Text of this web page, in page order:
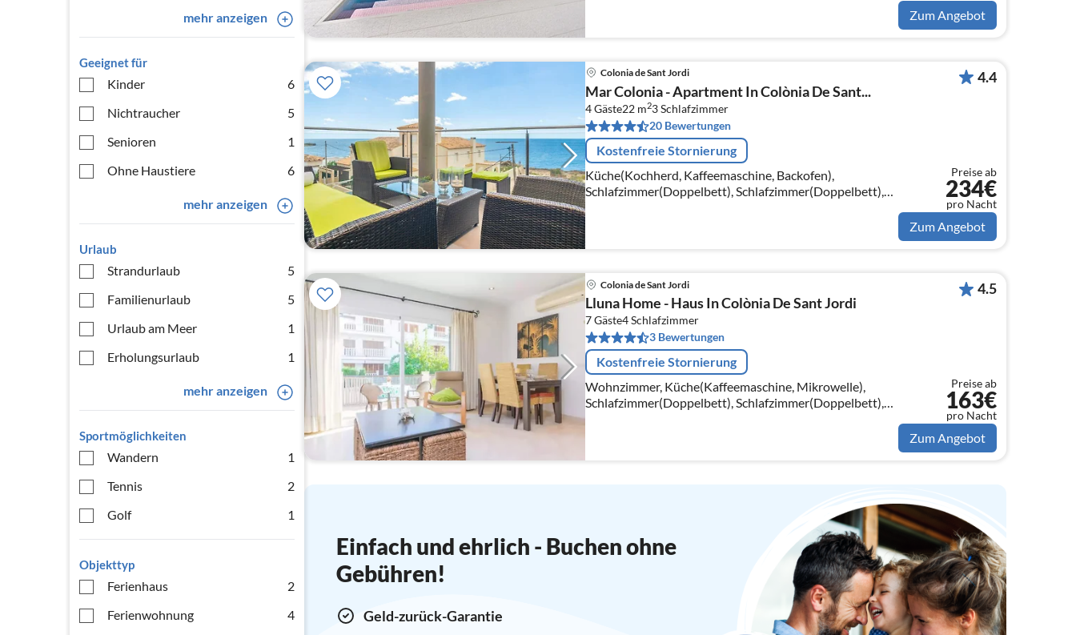
mehr anzeigen
Geeignet für
Kinder
6
Nichtraucher
5
Senioren
1
Ohne Haustiere
6
mehr anzeigen
Urlaub
Strandurlaub
5
Familienurlaub
5
Urlaub am Meer
1
Erholungsurlaub
1
mehr anzeigen
Sportmöglichkeiten
Wandern
1
Tennis
2
Golf
1
Objekttyp
Ferienhaus
2
Ferienwohnung
4
Zum Angebot
Colonia de Sant Jordi
Mar Colonia - Apartment In Colònia De Sant...
4 Gäste22 m23Schlafzimmer
20 Bewertungen
Kostenfreie Stornierung
Küche(Kochherd, Kaffeemaschine, Backofen),
Schlafzimmer(Doppelbett), Schlafzimmer(Doppelbett),
Schlafzimmer(Doppelunterschiebebett)
4.4
Preise ab
234€
pro Nacht
Zum Angebot
Colonia de Sant Jordi
Lluna Home - Haus In Colònia De Sant Jordi
7 Gäste4Schlafzimmer
3 Bewertungen
Kostenfreie Stornierung
Wohnzimmer, Küche(Kaffeemaschine, Mikrowelle),
Schlafzimmer(Doppelbett), Schlafzimmer(Doppelbett),
Schlafzimmer(Einzelbett, Einzelbett),
Schlafzimmer(Einzelbett, Einzelbett)
4.5
Preise ab
163€
pro Nacht
Zum Angebot
Einfach und ehrlich - Buchen ohne
Gebühren!
Geld-zurück-Garantie